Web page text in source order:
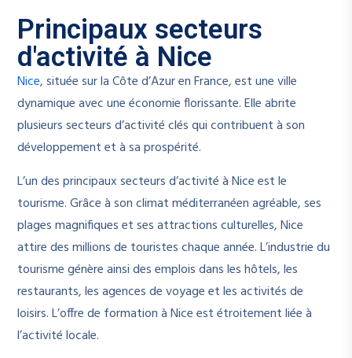
Principaux secteurs
d'activité à Nice
Nice, située sur la Côte d’Azur en France, est une ville
dynamique avec une économie florissante. Elle abrite
plusieurs secteurs d’activité clés qui contribuent à son
développement et à sa prospérité.
L’un des principaux secteurs d’activité à Nice est le
tourisme. Grâce à son climat méditerranéen agréable, ses
plages magnifiques et ses attractions culturelles, Nice
attire des millions de touristes chaque année. L’industrie du
tourisme génère ainsi des emplois dans les hôtels, les
restaurants, les agences de voyage et les activités de
loisirs. L’offre de formation à Nice est étroitement liée à
l’activité locale.